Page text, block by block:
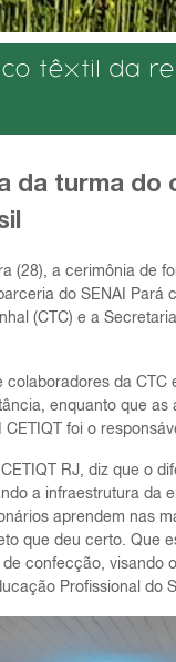
têxtil da
da turma do
(28), a cerimônia de
do SENAI
(CTC) e a
da
enquanto que
foi o
RJ, diz que o
a infraestrutura da
aprendem nas
que deu certo. Que
confecção, visando
Profissional do